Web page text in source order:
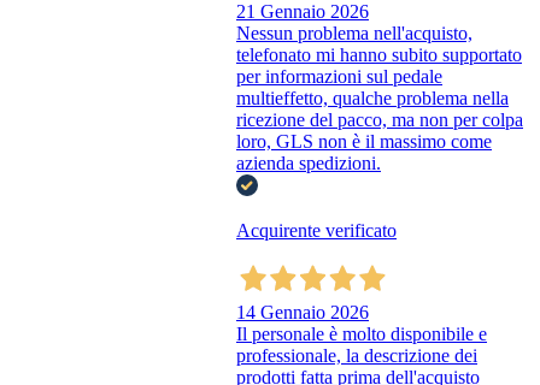
21 Gennaio 2026
Nessun problema nell'acquisto,
telefonato mi hanno subito supportato
per informazioni sul pedale
multieffetto, qualche problema nella
ricezione del pacco, ma non per colpa
loro, GLS non è il massimo come
azienda spedizioni.
Acquirente verificato
14 Gennaio 2026
Il personale è molto disponibile e
professionale, la descrizione dei
prodotti fatta prima dell'acquisto